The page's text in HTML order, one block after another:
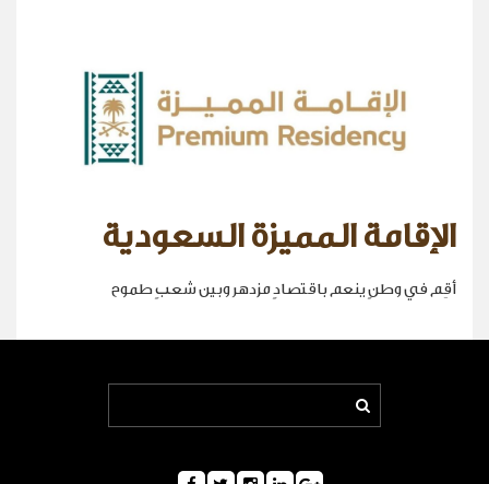
الإقامة المميزة السعودية
أقِم في وطنٍ ينعم باقتصادٍ مزدهر وبين شعبٍ طموح